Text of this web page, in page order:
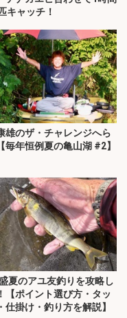
キャッチ！
雄のザ・チャレンジへら
毎年恒例夏の亀山湖 #2】
夏のアユ友釣りを攻略し
【ポイント選び方・タッ
仕掛け・釣り方を解説】